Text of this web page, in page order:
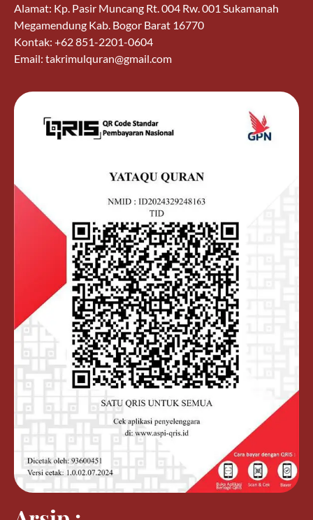
Alamat: Kp. Pasir Muncang Rt. 004 Rw. 001 Sukamanah
Megamendung Kab. Bogor Barat 16770
Kontak: +62 851-2201-0604
Email: takrimulquran@gmail.com